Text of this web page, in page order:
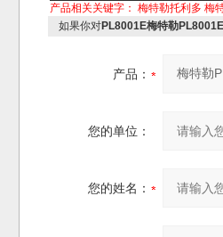
产品相关关键字： 梅特勒托利多 梅
如果你对PL8001E梅特勒
产品：
您的单位：
您的姓名：